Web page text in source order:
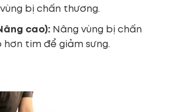
bị chấn thương.
cao):Nâng vùng bị chấn
tim để giảm sưng.